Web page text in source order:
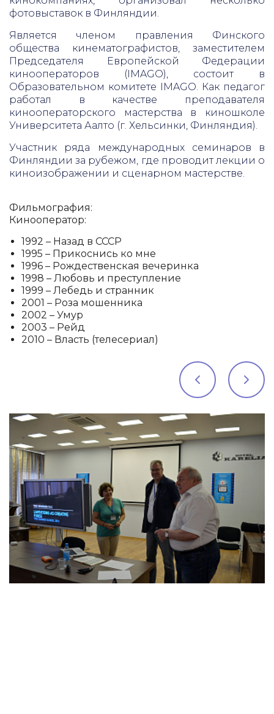
фотовыставок в Финляндии.
Является членом правления Финского
общества кинематографистов, заместителем
Председателя Европейской Федерации
кинооператоров (IMAGO), состоит в
Образовательном комитете IMAGO. Как педагог
работал в качестве преподавателя
кинооператорского мастерства в киношколе
Университета Аалто (г. Хельсинки, Финляндия).
Участник ряда международных семинаров в
Финляндии за рубежом, где проводит лекции о
киноизображении и сценарном мастерстве.
Фильмография:
Кинооператор:
1992 – Назад в СССР
1995 – Прикоснись ко мне
1996 – Рождественская вечеринка
1998 – Любовь и преступление
1999 – Лебедь и странник
2001 – Роза мошенника
2002 – Умур
2003 – Рейд
2010 – Власть (телесериал)